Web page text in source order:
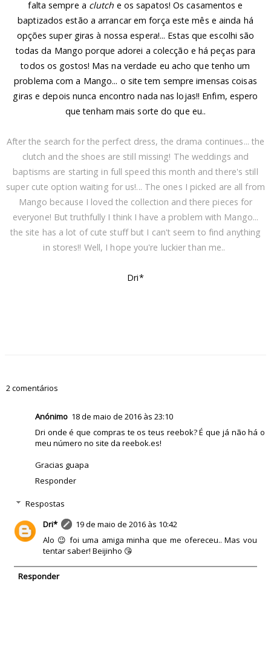
falta sempre a clutch e os sapatos! Os casamentos e
baptizados estão a arrancar em força este mês e ainda há
opções super giras à nossa espera!... Estas que escolhi são
todas da Mango porque adorei a colecção e há peças para
todos os gostos! Mas na verdade eu acho que tenho um
problema com a Mango... o site tem sempre imensas coisas
giras e depois nunca encontro nada nas lojas!! Enfim, espero
que tenham mais sorte do que eu..
After the search for the perfect dress, the drama continues... the
clutch and the shoes are still missing! The weddings and
baptisms are starting in full speed this month and there's still
super cute option waiting for us!... The ones I picked are all from
Mango because I loved the collection and there pieces for
everyone! But truthfully I think I have a problem with Mango...
the site has a lot of cute stuff but I can't seem to find anything
in stores!! Well, I hope you're luckier than me..
Dri*
2 comentários
Anónimo 18 de maio de 2016 às 23:10
Dri onde é que compras te os teus reebok? É que já não há o
meu número no site da reebok.es!
Gracias guapa
Responder
Respostas
Dri*
19 de maio de 2016 às 10:42
Alo 😉 foi uma amiga minha que me ofereceu.. Mas vou
tentar saber! Beijinho 😘
Responder